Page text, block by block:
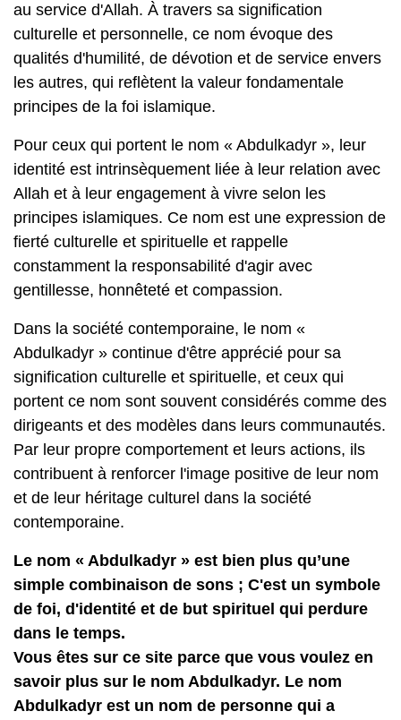
au service d'Allah. À travers sa signification
culturelle et personnelle, ce nom évoque des
qualités d'humilité, de dévotion et de service envers
les autres, qui reflètent la valeur fondamentale
principes de la foi islamique.
Pour ceux qui portent le nom « Abdulkadyr », leur
identité est intrinsèquement liée à leur relation avec
Allah et à leur engagement à vivre selon les
principes islamiques. Ce nom est une expression de
fierté culturelle et spirituelle et rappelle
constamment la responsabilité d'agir avec
gentillesse, honnêteté et compassion.
Dans la société contemporaine, le nom «
Abdulkadyr » continue d'être apprécié pour sa
signification culturelle et spirituelle, et ceux qui
portent ce nom sont souvent considérés comme des
dirigeants et des modèles dans leurs communautés.
Par leur propre comportement et leurs actions, ils
contribuent à renforcer l'image positive de leur nom
et de leur héritage culturel dans la société
contemporaine.
Le nom « Abdulkadyr » est bien plus qu’une
simple combinaison de sons ; C'est un symbole
de foi, d'identité et de but spirituel qui perdure
dans le temps.
Vous êtes sur ce site parce que vous voulez en
savoir plus sur le nom Abdulkadyr. Le nom
Abdulkadyr est un nom de personne qui a